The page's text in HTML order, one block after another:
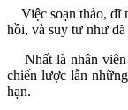
Việc soạn thảo, dĩ
hồi, và suy tư như
Nhất là nhân viên
chiến lược lẫn
hạn.